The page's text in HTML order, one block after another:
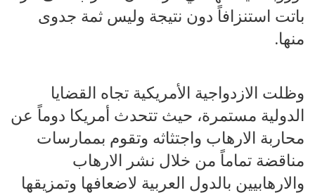
باتت استنزافاً دون نتيجة وليس ثمة جدوى
منها.
وظلت الازدواجية الأمريكية تجاه القضايا
الدولية مستمرة، حيث تتحدث أمريكا دوماً عن
محاربة الارهاب واجتثاثه وتقوم بممارسات
مناقضة تماماً من خلال نشر الارهاب
والارهابيين بالدول العربية لاضعافها وتمزيقها